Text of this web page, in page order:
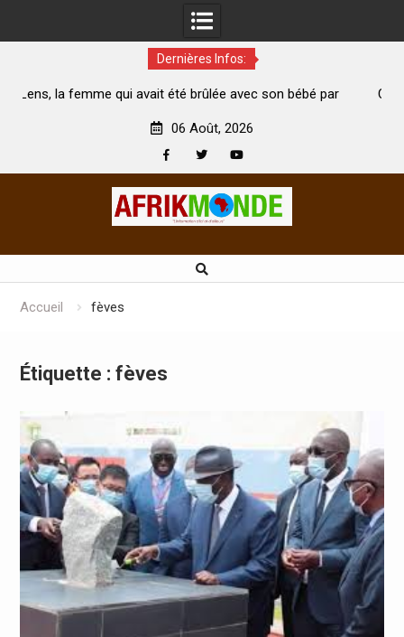
Dernières Infos:
été brûlée avec son bébé par
Coopération: Le ministre
06 Août, 2026
Accueil fèves
Étiquette : fèves